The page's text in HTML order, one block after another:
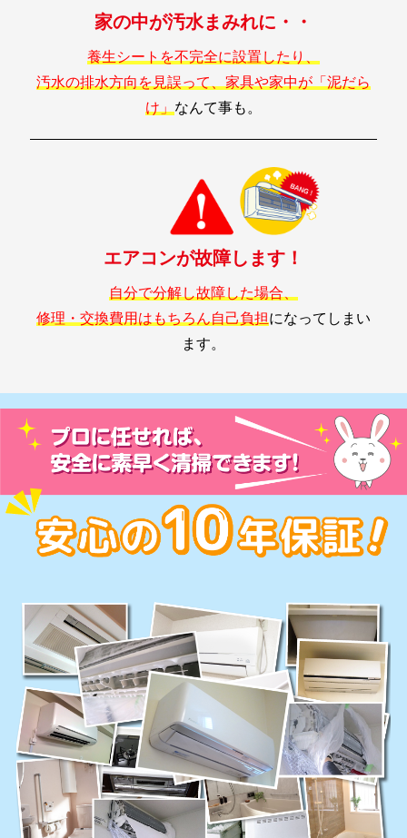
家の中が汚水まみれに・・
養生シートを不完全に設置したり、
汚水の排水方向を見誤って、家具や家中が「泥だら
け」 なんて事も。
エアコンが故障します！
自分で分解し故障した場合、
修理・交換費用はもちろん自己負担になってしまい
ます。